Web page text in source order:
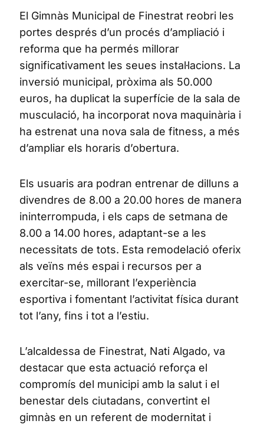
El Gimnàs Municipal de Finestrat reobri les
portes després d’un procés d’ampliació i
reforma que ha permés millorar
significativament les seues instal·lacions. La
inversió municipal, pròxima als 50.000
euros, ha duplicat la superfície de la sala de
musculació, ha incorporat nova maquinària i
ha estrenat una nova sala de fitness, a més
d’ampliar els horaris d’obertura.
Els usuaris ara podran entrenar de dilluns a
divendres de 8.00 a 20.00 hores de manera
ininterrompuda, i els caps de setmana de
8.00 a 14.00 hores, adaptant-se a les
necessitats de tots. Esta remodelació oferix
als veïns més espai i recursos per a
exercitar-se, millorant l’experiència
esportiva i fomentant l’activitat física durant
tot l’any, fins i tot a l’estiu.
L’alcaldessa de Finestrat, Nati Algado, va
destacar que esta actuació reforça el
compromís del municipi amb la salut i el
benestar dels ciutadans, convertint el
gimnàs en un referent de modernitat i